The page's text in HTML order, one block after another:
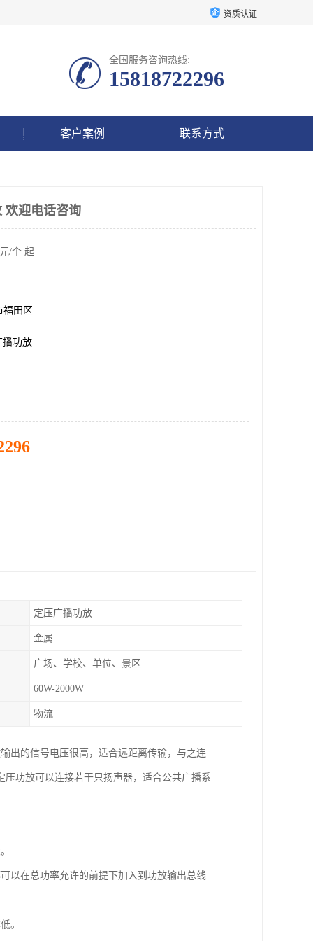
资质认证
全国服务咨询热线:
15818722296
客户案例 联系方式
欢迎电话咨询
/个 起
福田区
播功放
定压广播功放
金属
广场、学校、单位、景区
60W-2000W
物流
出的信号电压很高，适合远距离传输，与之连
功放可以连接若干只扬声器，适合公共广播系
以在总功率允许的前提下加入到功放输出总线
。